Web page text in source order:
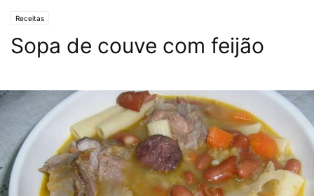
Receitas
Sopa de couve com feijão